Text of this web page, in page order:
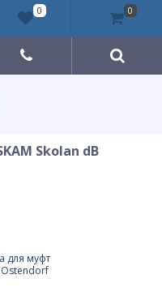
Skolan dB
0 0